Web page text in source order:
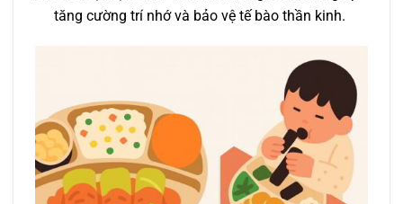
tăng cường trí nhớ và bảo vệ tế bào thần kinh.